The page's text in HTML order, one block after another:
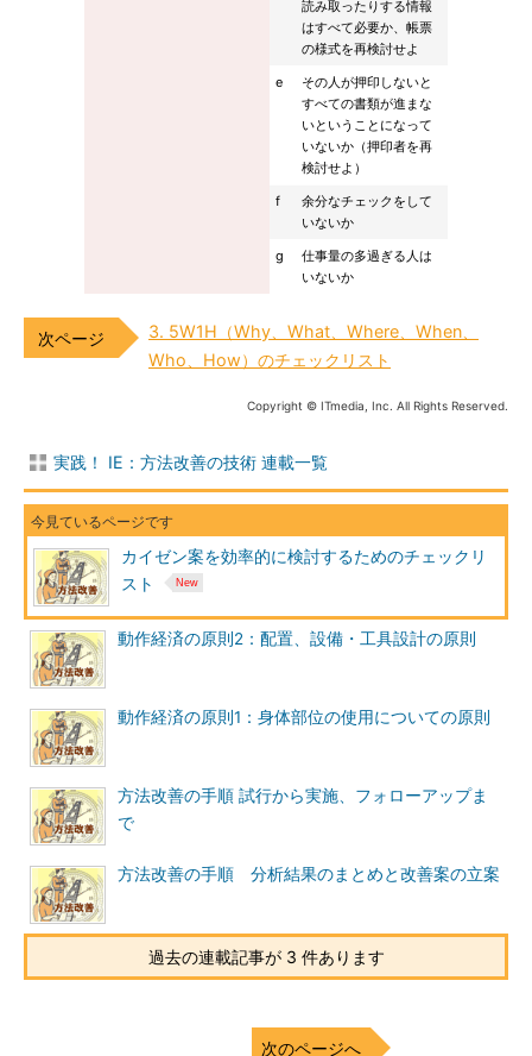
読み取ったりする情報
はすべて必要か、帳票
の様式を再検討せよ
e
その人が押印しないと
すべての書類が進まな
いということになって
いないか（押印者を再
検討せよ）
f
余分なチェックをして
いないか
g
仕事量の多過ぎる人は
いないか
3. 5W1H（Why、What、Where、When、
Who、How）のチェックリスト
Copyright © ITmedia, Inc. All Rights Reserved.
実践！ IE：方法改善の技術 連載一覧
カイゼン案を効率的に検討するためのチェックリ
スト
動作経済の原則2：配置、設備・工具設計の原則
動作経済の原則1：身体部位の使用についての原則
方法改善の手順 試行から実施、フォローアップま
で
方法改善の手順 分析結果のまとめと改善案の立案
過去の連載記事が 3 件あります
次のページへ